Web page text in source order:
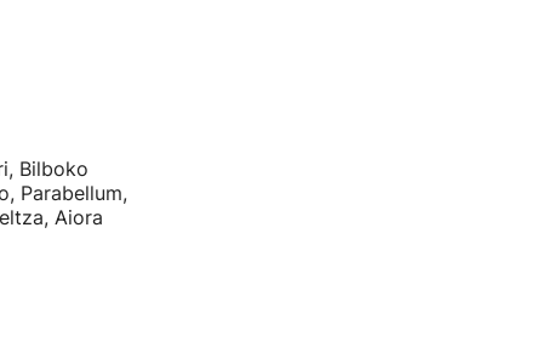
Bilboko
Parabellum,
Aiora